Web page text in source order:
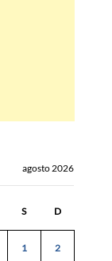
agosto 2026
S D
1 2